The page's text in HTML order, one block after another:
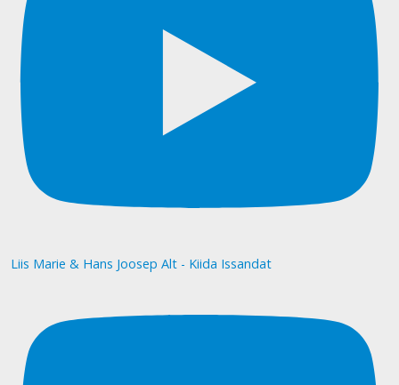
Liis Marie & Hans Joosep Alt - Kiida Issandat